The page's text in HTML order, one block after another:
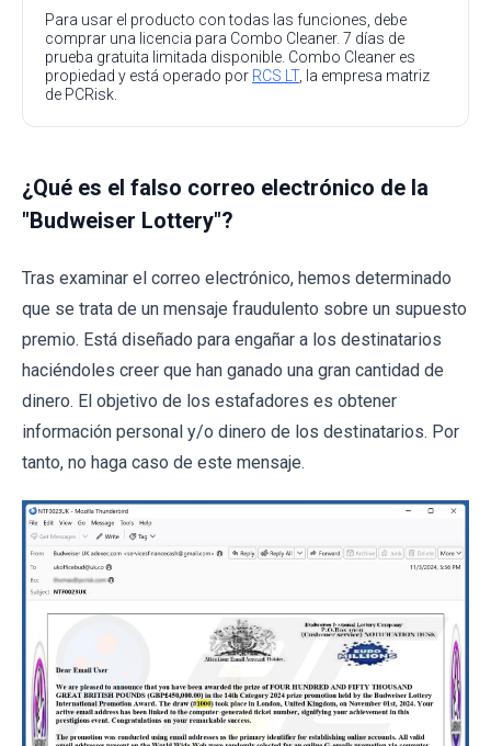
Para usar el producto con todas las funciones, debe
comprar una licencia para Combo Cleaner. 7 días de
prueba gratuita limitada disponible. Combo Cleaner es
propiedad y está operado por RCS LT, la empresa matriz
de PCRisk.
¿Qué es el falso correo electrónico de la
"Budweiser Lottery"?
Tras examinar el correo electrónico, hemos determinado
que se trata de un mensaje fraudulento sobre un supuesto
premio. Está diseñado para engañar a los destinatarios
haciéndoles creer que han ganado una gran cantidad de
dinero. El objetivo de los estafadores es obtener
información personal y/o dinero de los destinatarios. Por
tanto, no haga caso de este mensaje.